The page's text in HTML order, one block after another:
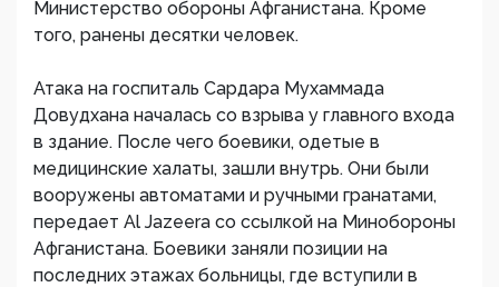
Министерство обороны Афганистана. ​Кроме
того, ранены десятки человек.
Атака на госпиталь Сардара Мухаммада
Довудхана началась со взрыва у главного входа
в здание. После чего боевики, одетые в
медицинские халаты, зашли внутрь. Они были
вооружены автоматами и ручными гранатами,
передает Al Jazeera со ссылкой на Минобороны
Афганистана. Боевики заняли позиции на
последних этажах больницы, где вступили в